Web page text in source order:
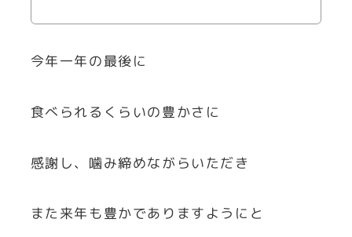
今年一年の最後に
食べられるくらいの豊かさに
感謝し、噛み締めながらいただき
また来年も豊かでありますようにと